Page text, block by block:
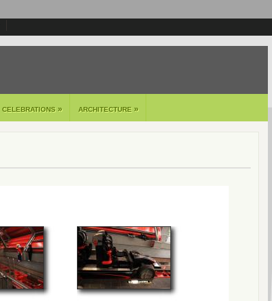
CELEBRATIONS » ARCHITECTURE »